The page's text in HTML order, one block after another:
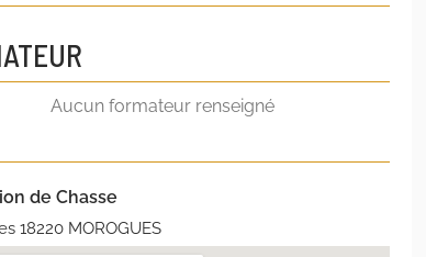
Aucun formateur renseigné
de Chasse
18220 MOROGUES